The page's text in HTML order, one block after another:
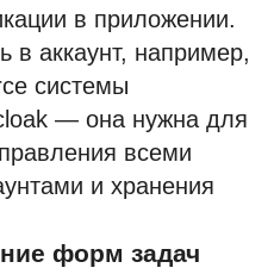
в приложении.
в аккаунт, например,
системы
— она нужна для
всеми
и хранения
форм задач